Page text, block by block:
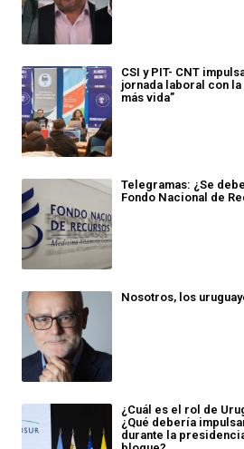
CSI y PIT- CNT
jornada laboral con
más vida”
Telegramas: ¿Se
Fondo Nacional de
Nosotros, los
¿Cuál es el rol de
¿Qué debería
durante la